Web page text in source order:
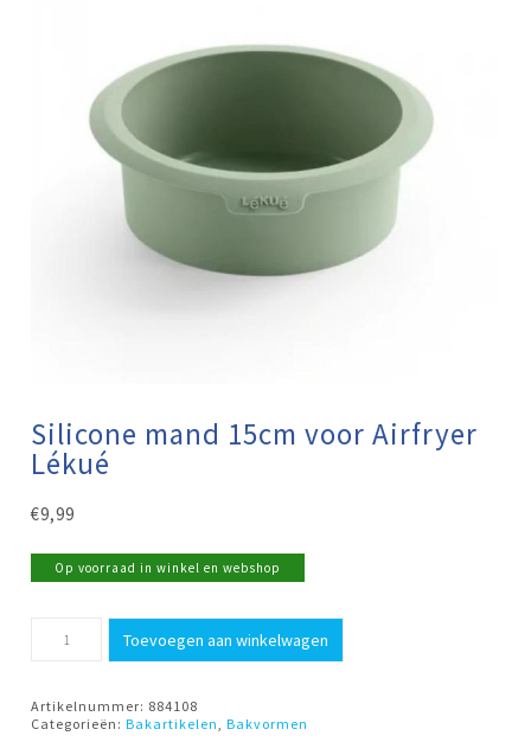
Silicone mand 15cm voor Airfryer
Lékué
€9,99
Op voorraad in winkel en webshop
mand
Lékué
aantal
Toevoegen aan winkelwagen
Artikelnummer: 884108
Categorieën:Bakartikelen ,Bakvormen